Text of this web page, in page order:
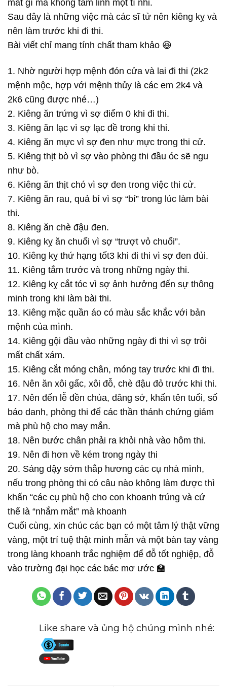
mất gì mà không tâm linh một tí nhỉ.
Sau đây là những việc mà các sĩ tử nên kiêng kỵ và
nên làm trước khi đi thi.
Bài viết chỉ mang tính chất tham khảo 😆
1. Nhờ người hợp mệnh đón cửa và lai đi thi (2k2
mệnh mộc, hợp với mệnh thủy là các em 2k4 và
2k6 cũng được nhé…)
2. Kiêng ăn trứng vì sợ điểm 0 khi đi thi.
3. Kiêng ăn lạc vì sợ lạc đề trong khi thi.
4. Kiêng ăn mực vì sợ đen như mực trong thi cử.
5. Kiêng thịt bò vì sợ vào phòng thi đầu óc sẽ ngu
như bò.
6. Kiêng ăn thịt chó vì sợ đen trong việc thi cử.
7. Kiêng ăn rau, quả bí vì sợ “bí” trong lúc làm bài
thi.
8. Kiêng ăn chè đậu đen.
9. Kiêng kỵ ăn chuối vì sợ “trượt vỏ chuối”.
10. Kiêng kỵ thứ hạng tốt3 khi đi thi vì sợ đen đủi.
11. Kiêng tắm trước và trong những ngày thi.
12. Kiêng kỵ cắt tóc vì sợ ảnh hưởng đến sự thông
minh trong khi làm bài thi.
13. Kiêng mặc quần áo có màu sắc khắc với bản
mệnh của mình.
14. Kiêng gội đầu vào những ngày đi thi vì sợ trôi
mất chất xám.
15. Kiêng cắt móng chân, móng tay trước khi đi thi.
16. Nên ăn xôi gấc, xôi đỗ, chè đậu đỏ trước khi thi.
17. Nên đến lễ đền chùa, dâng sớ, khấn tên tuổi, số
báo danh, phòng thi để các thần thánh chứng giám
mà phù hộ cho may mắn.
18. Nên bước chân phải ra khỏi nhà vào hôm thi.
19. Nên đi hơn về kém trong ngày thi
20. Sáng dậy sớm thắp hương các cụ nhà mình,
nếu trong phòng thi có câu nào không làm được thì
khấn “các cụ phù hộ cho con khoanh trúng và cứ
thế là “nhắm mắt” mà khoanh
Cuối cùng, xin chúc các bạn có một tâm lý thật vững
vàng, một trí tuệ thật minh mẫn và một bàn tay vàng
trong làng khoanh trắc nghiệm để đỗ tốt nghiệp, đỗ
vào trường đại học các bác mơ ước 🏫
Like share và ủng hộ chúng mình nhé: